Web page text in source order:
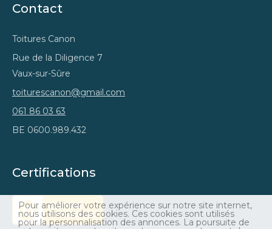
Contact
Toitures Canon
Rue de la Diligence 7
Vaux-sur-Sûre
toiturescanon@gmail.com
061 86 03 63
BE 0600.989.432
Certifications
Pour améliorer votre expérience sur notre site internet,
nous utilisons des cookies. Ces cookies sont utilisés
pour la personnalisation des annonces. La poursuite de